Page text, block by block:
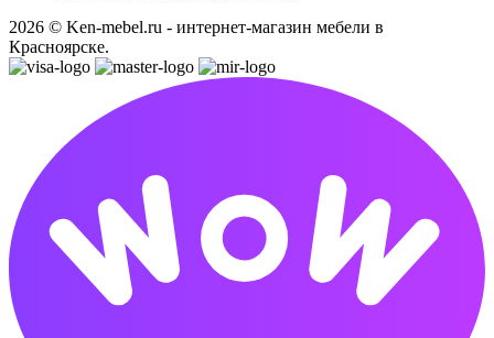
2026 © Ken-mebel.ru - интернет-магазин мебели в
Красноярске.